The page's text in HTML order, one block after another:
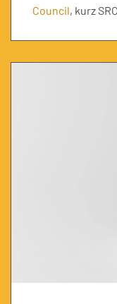
Council, kurz SRC.